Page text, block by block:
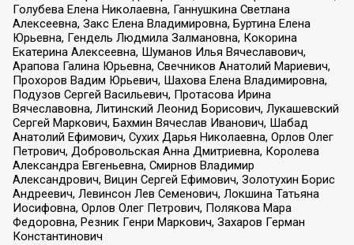
Голубева Елена Николаевна, Ганнушкина Светлана
Алексеевна, Закс Елена Владимировна, Буртина Елена
Юрьевна, Гендель Людмила Залмановна, Кокорина
Екатерина Алексеевна, Шуманов Илья Вячеславович,
Арапова Галина Юрьевна, Свечников Анатолий Мариевич,
Прохоров Вадим Юрьевич, Шахова Елена Владимировна,
Подузов Сергей Васильевич, Протасова Ирина
Вячеславовна, Литинский Леонид Борисович, Лукашевский
Сергей Маркович, Бахмин Вячеслав Иванович, Шабад
Анатолий Ефимович, Сухих Дарья Николаевна, Орлов Олег
Петрович, Добровольская Анна Дмитриевна, Королева
Александра Евгеньевна, Смирнов Владимир
Александрович, Вицин Сергей Ефимович, Золотухин Борис
Андреевич, Левинсон Лев Семенович, Локшина Татьяна
Иосифовна, Орлов Олег Петрович, Полякова Мара
Федоровна, Резник Генри Маркович, Захаров Герман
Константинович